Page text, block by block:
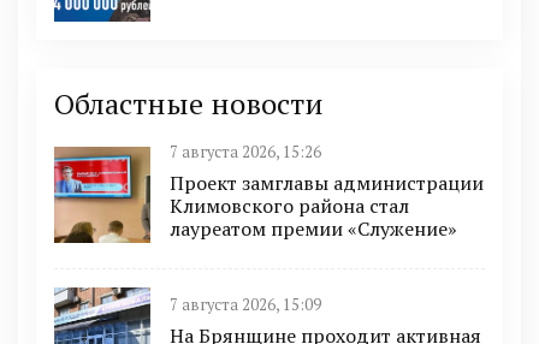
Областные новости
7 августа 2026, 15:26
Проект замглавы администрации
Климовского района стал
лауреатом премии «Служение»
7 августа 2026, 15:09
На Брянщине проходит активная